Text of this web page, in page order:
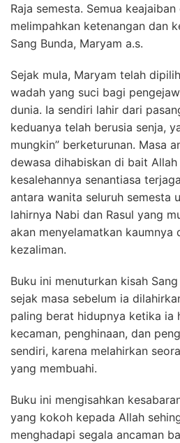
Raja semesta. Semua
melimpahkan ketenangan dan
Sang Bunda, Maryam a.s.
Sejak mula, Maryam telah
wadah yang suci bagi
dunia. Ia sendiri lahir dari
keduanya telah berusia senja,
mungkin” berketurunan. Masa
dewasa dihabiskan di bait
kesalehannya senantiasa
antara wanita seluruh semesta
lahirnya Nabi dan Rasul yang
akan menyelamatkan kaumnya
kezaliman.
Buku ini menuturkan kisah
sejak masa sebelum ia
paling berat hidupnya ketika ia
kecaman, penghinaan, dan
sendiri, karena melahirkan
yang membuahi.
Buku ini mengisahkan
yang kokoh kepada Allah
menghadapi segala ancaman